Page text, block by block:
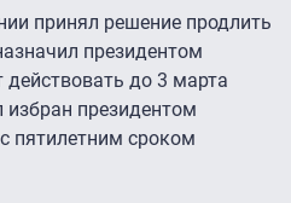
принял решение продлить
президентом
до 3 марта
избран президентом
пятилетним сроком